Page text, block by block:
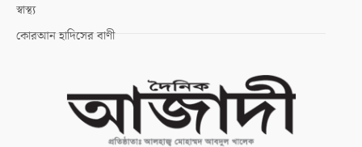
স্বাস্থ্য
কোরআন হাদিসের বাণী